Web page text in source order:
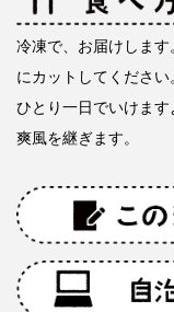
冷凍で、お届けしま
にカットしてください
ひとり一日でいけます
爽風を継ぎます。